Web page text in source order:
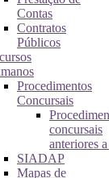
Contas
Contratos
Públicos
Procedimentos
Concursais
concursais
anteriores
SIADAP
Mapas de